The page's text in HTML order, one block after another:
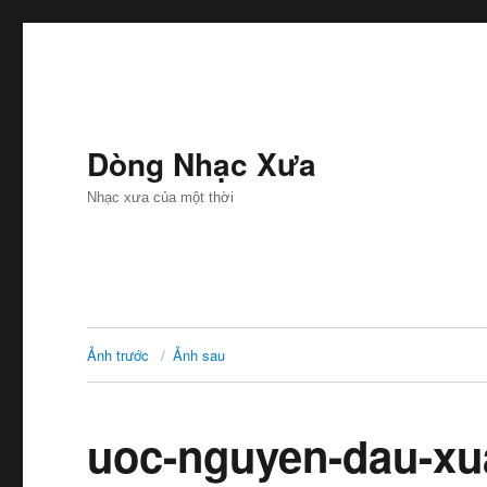
Dòng Nhạc Xưa
Nhạc xưa của một thời
Ảnh trước Ảnh sau
uoc-nguyen-dau-